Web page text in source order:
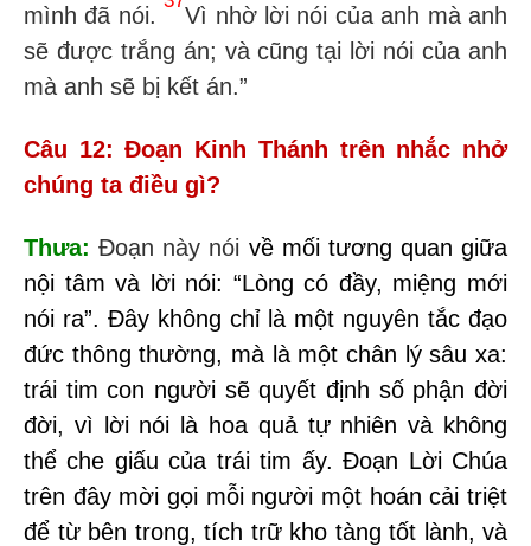
mình đã nói.
Vì nhờ lời nói của anh mà anh
sẽ được trắng án; và cũng tại lời nói của anh
mà anh sẽ bị kết án.”
Câu 12: Đoạn Kinh Thánh trên nhắc nhở
chúng ta điều gì?
Thưa: Đoạn này nói về mối tương quan giữa
nội tâm và lời nói: “Lòng có đầy, miệng mới
nói ra”. Đây không chỉ là một nguyên tắc đạo
đức thông thường, mà là một chân lý sâu xa:
trái tim con người sẽ quyết định số phận đời
đời, vì lời nói là hoa quả tự nhiên và không
thể che giấu của trái tim ấy. Đoạn LờiChúa
trên đâymời gọi mỗi người một hoán cải triệt
để từ bên trong, tích trữ kho tàng tốt lành, và